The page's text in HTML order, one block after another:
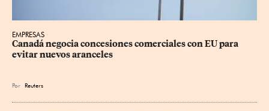
EMPRESAS
Canadá negocia concesiones comerciales con EU para
evitar nuevos aranceles
Por Reuters